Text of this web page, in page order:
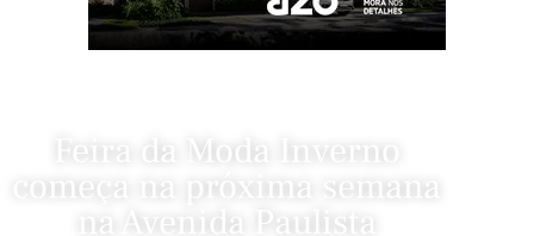
Feira da Moda Inverno
começa na próxima semana
na Avenida Paulista